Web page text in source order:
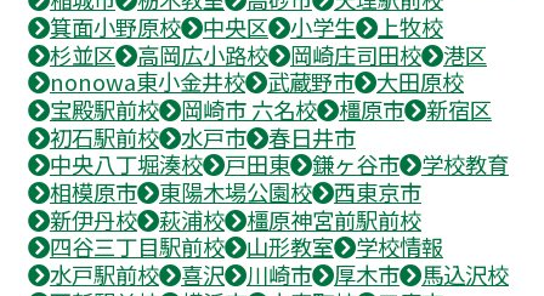
箕面小野原校
中央区 小学生
上牧校
杉並区
高岡広小路校 岡崎庄司田校
港区
nonowa東小金井校
武蔵野市
大田原校
宝殿駅前校
岡崎市 六名校 橿原市
新宿区
初石駅前校
水戸市
春日井市
中央八丁堀湊校
戸田東 鎌ヶ谷市
学校教育
相模原市
東陽木場公園校
西東京市
新伊丹校
萩浦校
橿原神宮前駅前校
四谷三丁目駅前校
山形教室
学校情報
水戸駅前校
喜沢 川崎市 厚木市
馬込沢校